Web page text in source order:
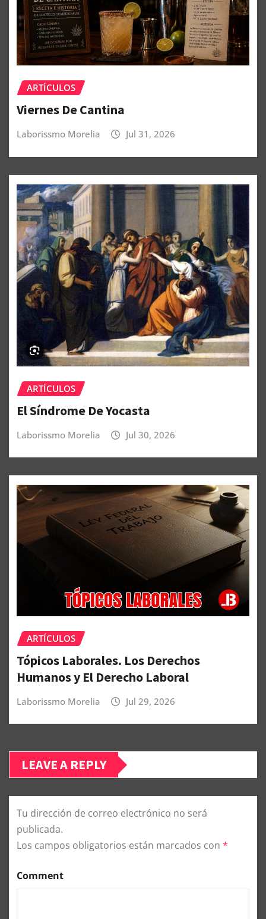
ARTÍCULOS
Viernes De Cantina
Laborissmo Morelia Jul 31, 2026
ARTÍCULOS
El Síndrome De Yocasta
Laborissmo Morelia Jul 30, 2026
ARTÍCULOS
Tópicos Laborales. Los Derechos
Humanos y El Derecho Laboral
Laborissmo Morelia Jul 29, 2026
LEAVE A REPLY
Tu dirección de correo electrónico no será
publicada.
Los campos obligatorios están marcados con *
Comment